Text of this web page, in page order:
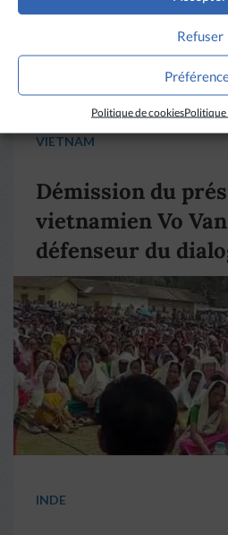
Refuser
Politique de cookies
VIETNAM
Démission du
vietnamien Vo
défenseur du
pape François
INDE